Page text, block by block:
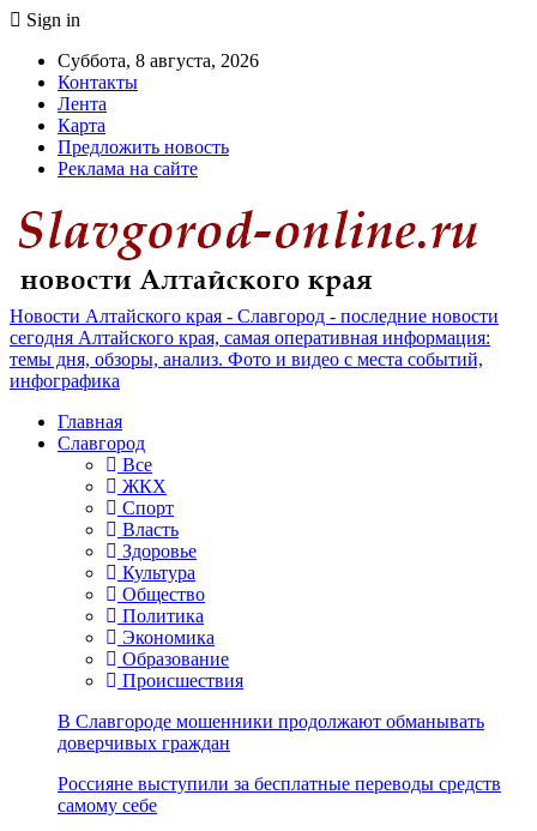
Sign in
Суббота, 8 августа, 2026
Контакты
Лента
Карта
Предложить новость
Реклама на сайте
Новости Алтайского края - Славгород - последние новости
сегодня Алтайского края, самая оперативная информация:
темы дня, обзоры, анализ. Фото и видео с места событий,
инфографика
Главная
Славгород
Все
ЖКХ
Спорт
Власть
Здоровье
Культура
Общество
Политика
Экономика
Образование
Происшествия
В Славгороде мошенники продолжают обманывать
доверчивых граждан
Россияне выступили за бесплатные переводы средств
самому себе